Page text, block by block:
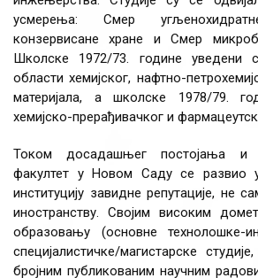
усмерења: Смер
конзервисане хране и Смер
Школске 1972/73. године уведени
области хемијског, нафтно-
материјала, а школске 1978/79.
хемијско-прерађивачког и
Током досадашњег постојања и
факултет у Новом Саду се развио
институцију завидне репутације, не
иностранству. Својим високим
образовању (основне технолошке-
специјалистичке/магистарске
бројним публикованим научним